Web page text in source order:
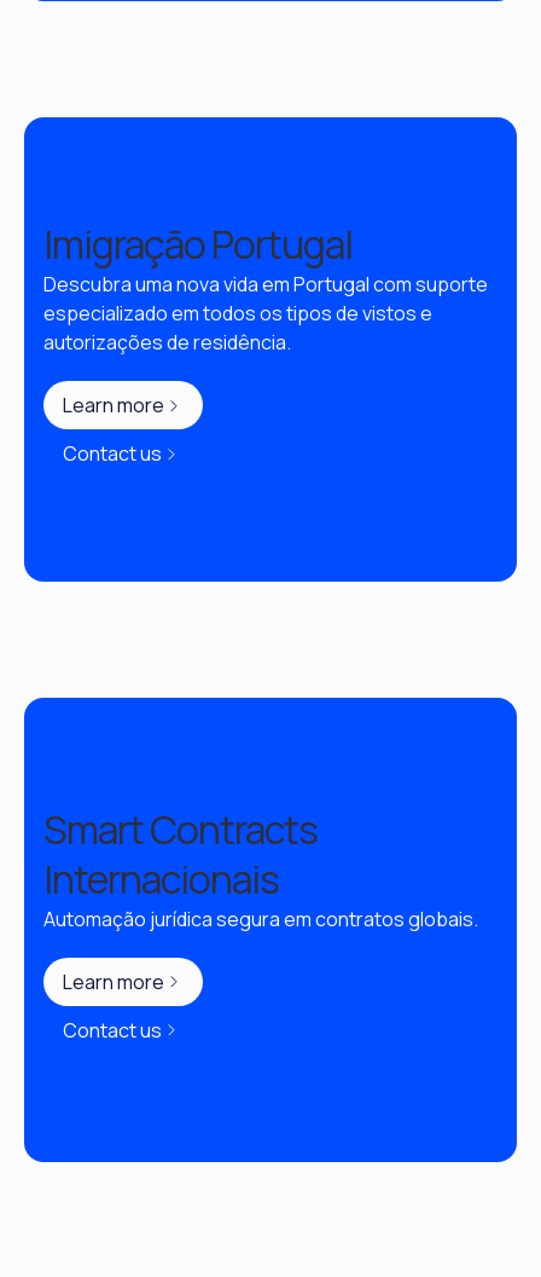
Imigração Portugal
Descubra uma nova vida em Portugal com suporte
especializado em todos os tipos de vistos e
autorizações de residência.
Learn more
Contact us
Smart Contracts
Internacionais
Automação jurídica segura em contratos globais.
Learn more
Contact us